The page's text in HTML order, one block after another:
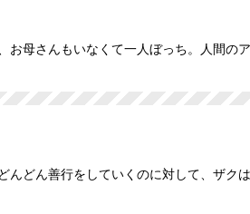
母さんもいなくて一人ぼっち。人間の
どん善行をしていくのに対して、ザク